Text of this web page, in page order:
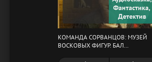
Фантастика,
Детектив
КОМАНДА СОРВАНЦОВ: МУЗЕЙ
ВОСКОВЫХ ФИГУР. БАЛ